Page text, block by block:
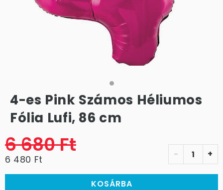
4-es Pink Számos Héliumos
Fólia Lufi, 86 cm
6 680 Ft
6 480 Ft - +
KOSÁRBA